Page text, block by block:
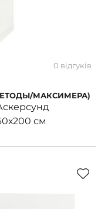
0 відгуків
МЕТОДЫ/МАКСИМЕРА)
см